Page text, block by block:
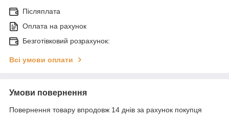
Післяплата
Оплата на рахунок
Безготівковий розрахунок:
Всі умови оплати
Умови повернення
Повернення товару впродовж 14 днів за рахунок покупця